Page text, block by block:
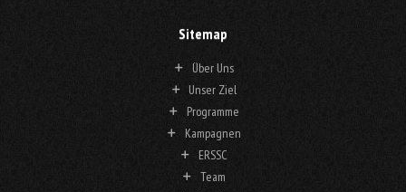
Sitemap
Über Uns
Unser Ziel
Programme
Kampagnen
ERSSC
Team